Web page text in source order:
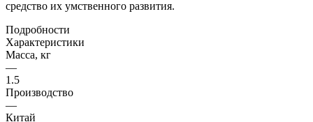
средство их умственного развития.
Подробности
Характеристики
Масса, кг
—
1.5
Производство
—
Китай